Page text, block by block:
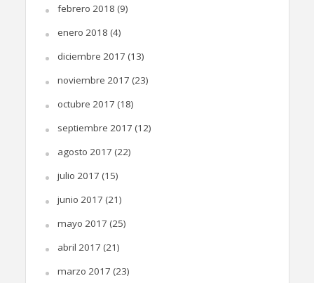
febrero 2018 (9)
enero 2018 (4)
diciembre 2017 (13)
noviembre 2017 (23)
octubre 2017 (18)
septiembre 2017 (12)
agosto 2017 (22)
julio 2017 (15)
junio 2017 (21)
mayo 2017 (25)
abril 2017 (21)
marzo 2017 (23)